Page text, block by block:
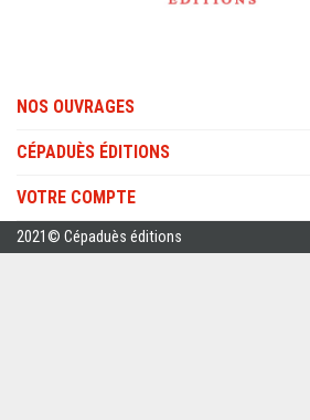
NOS OUVRAGES
CÉPADUÈS ÉDITIONS
VOTRE COMPTE
2021© Cépaduès éditions